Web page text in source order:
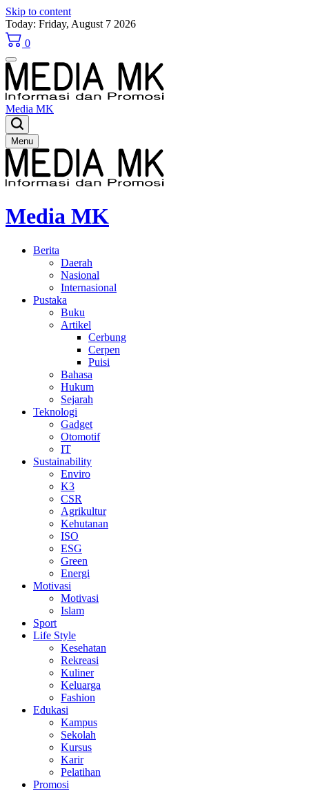
Skip to content
Today: Friday, August 7 2026
0
Media MK
Menu
Media MK
Berita
Daerah
Nasional
Internasional
Pustaka
Buku
Artikel
Cerbung
Cerpen
Puisi
Bahasa
Hukum
Sejarah
Teknologi
Gadget
Otomotif
IT
Sustainability
Enviro
K3
CSR
Agrikultur
Kehutanan
ISO
ESG
Green
Energi
Motivasi
Motivasi
Islam
Sport
Life Style
Kesehatan
Rekreasi
Kuliner
Keluarga
Fashion
Edukasi
Kampus
Sekolah
Kursus
Karir
Pelatihan
Promosi